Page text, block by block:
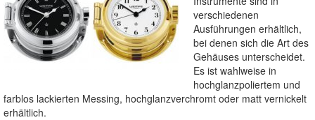
verschiedenen
Ausführungen erhältlich,
bei denen sich die Art des
Gehäuses unterscheidet.
Es ist wahlweise in
hochglanzpoliertem und
farblos lackierten Messing, hochglanzverchromt oder matt vernickelt
erhältlich.